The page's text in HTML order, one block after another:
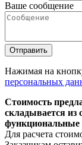
Ваше сообщение
Нажимая на
персональных
Стоимость
складывается из
функциональные
Для расчета